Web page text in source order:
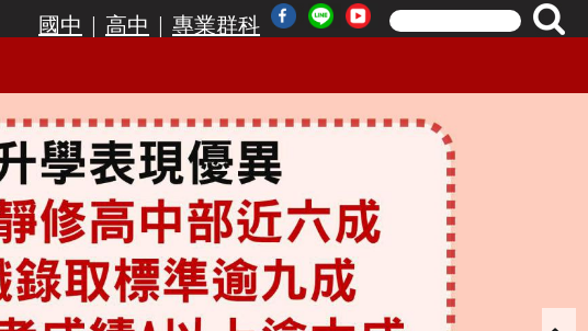
國中 | 高中 | 專業群科